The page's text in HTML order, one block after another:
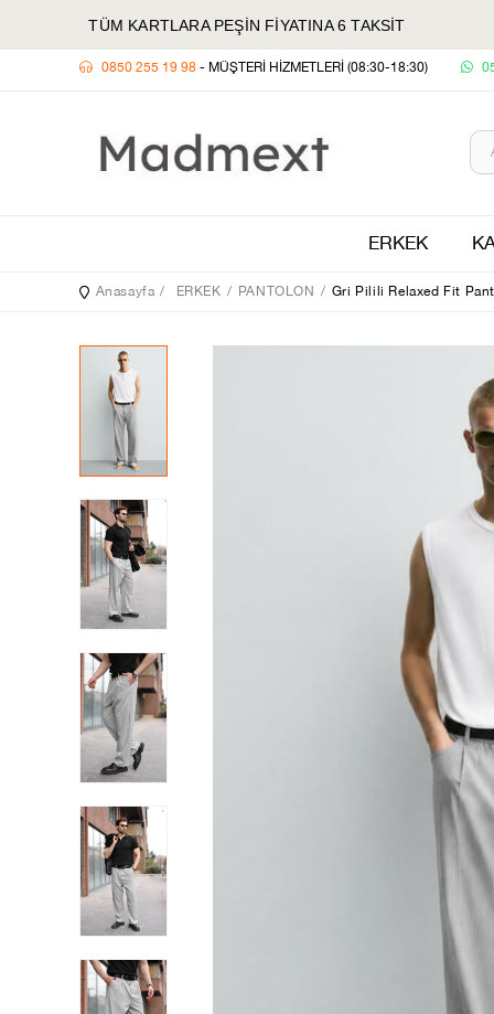
TÜM KARTLARA PEŞİN FİYATINA 6 TAKSİT
0850 255 19 98- MÜŞTERİ HİZMETLERİ (08:30-18:30)
ERKEK
Anasayfa ERKEK PANTOLON Gri Pilili Relaxed Fit